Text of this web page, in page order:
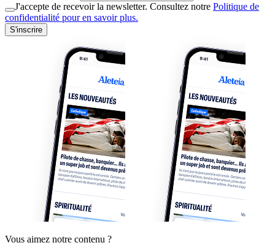
J'accepte de recevoir la newsletter. Consultez notre Politique de
confidentialité pour en savoir plus.
S'inscrire
Vous aimez notre contenu ?